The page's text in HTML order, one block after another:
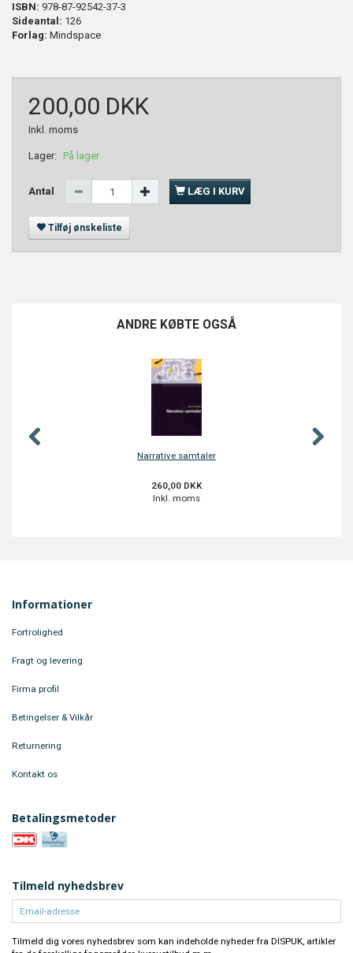
ISBN: 978-87-92542-37-3
Sideantal: 126
Forlag: Mindspace
200,00 DKK
Inkl. moms
Lager: På lager
Antal LÆG I KURV
Tilføj ønskeliste
ANDRE KØBTE OGSÅ
Narrative samtaler
260,00 DKK
Inkl. moms
Informationer
Fortrolighed
Fragt og levering
Firma profil
Betingelser & Vilkår
Returnering
Kontakt os
Betalingsmetoder
Tilmeld nyhedsbrev
adresse
Tilmeld dig vores nyhedsbrev som kan indeholde nyheder fra DISPUK, artikler